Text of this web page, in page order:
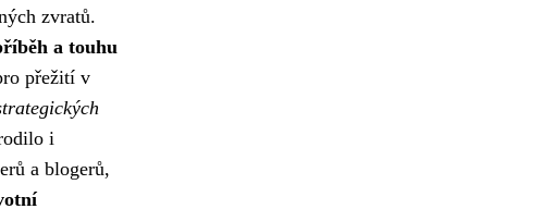
zvratů.
a touhu
přežití v
i
a blogerů,